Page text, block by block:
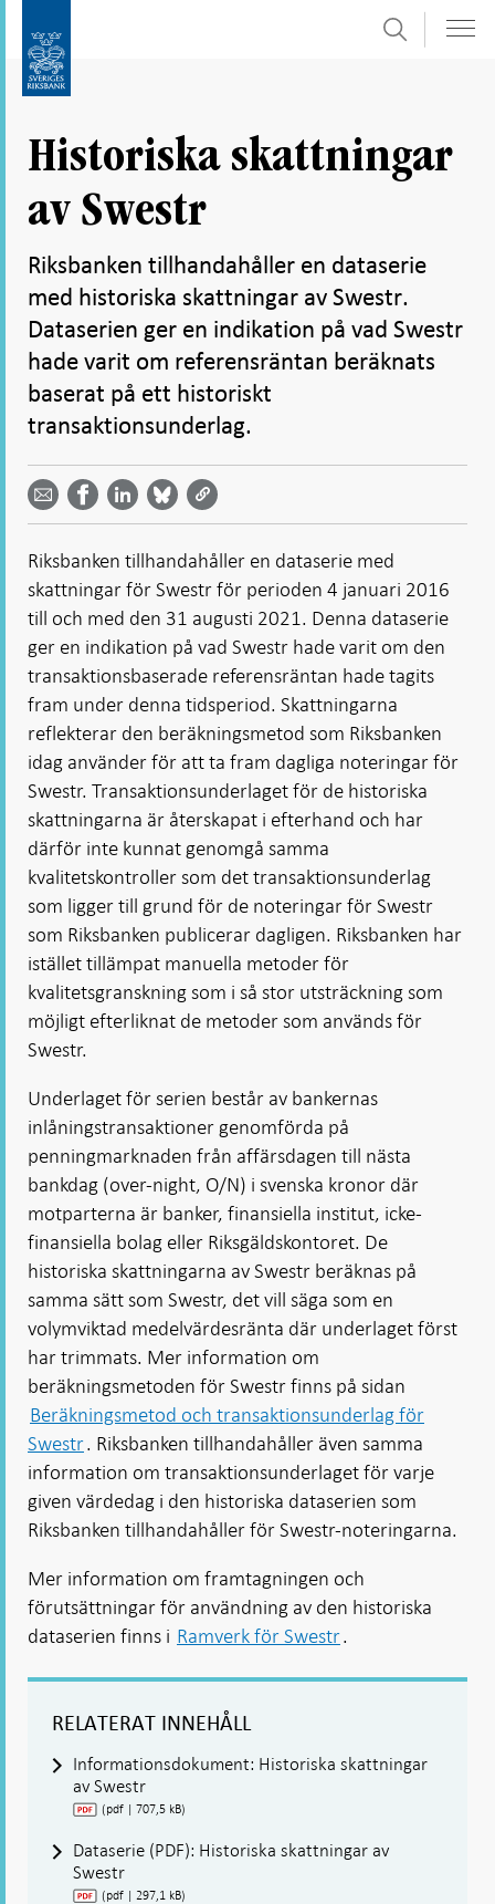
direkt
undersidor
Sök
Historiska skattningar
av Swestr
Riksbanken tillhandahåller en dataserie
med historiska skattningar av Swestr.
Dataserien ger en indikation på vad Swestr
hade varit om referensräntan beräknats
baserat på ett historiskt
transaktionsunderlag.
Dela
email -
Öppnas
i ny flik
Dela på
Facebook
- Öppnas
Dela på
LinkedIn
-
Öppnas
i ny flik
på
Bluesky
-
i ny flik
på
Twitter
-
i ny flik
Riksbanken tillhandahåller en dataserie med
skattningar för Swestr för perioden 4 januari 2016
till och med den 31 augusti 2021. Denna dataserie
ger en indikation på vad Swestr hade varit om den
transaktionsbaserade referensräntan hade tagits
fram under denna tidsperiod. Skattningarna
reflekterar den beräkningsmetod som Riksbanken
idag använder för att ta fram dagliga noteringar för
Swestr. Transaktionsunderlaget för de historiska
skattningarna är återskapat i efterhand och har
därför inte kunnat genomgå samma
kvalitetskontroller som det transaktionsunderlag
som ligger till grund för de noteringar för Swestr
som Riksbanken publicerar dagligen. Riksbanken har
istället tillämpat manuella metoder för
kvalitetsgranskning som i så stor utsträckning som
möjligt efterliknat de metoder som används för
Swestr.
Underlaget för serien består av bankernas
inlåningstransaktioner genomförda på
penningmarknaden från affärsdagen till nästa
bankdag (over-night, O/N) i svenska kronor där
motparterna är banker, finansiella institut, icke-
finansiella bolag eller Riksgäldskontoret. De
historiska skattningarna av Swestr beräknas på
samma sätt som Swestr, det vill säga som en
volymviktad medelvärdesränta där underlaget först
har trimmats. Mer information om
beräkningsmetoden för Swestr finns på sidan
Beräkningsmetod och transaktionsunderlag för
Swestr. Riksbanken tillhandahåller även samma
information om transaktionsunderlaget för varje
given värdedag i den historiska dataserien som
Riksbanken tillhandahåller för Swestr-noteringarna.
Mer information om framtagningen och
förutsättningar för användning av den historiska
dataserien finns i Ramverk för Swestr.
RELATERAT INNEHÅLL
Informationsdokument: Historiska skattningar
av Swestr
(pdf | 707,5 kB)
Dataserie (PDF): Historiska skattningar av
Swestr
(pdf | 297,1 kB)